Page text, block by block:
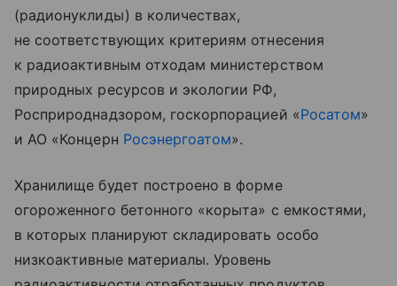
(радионуклиды) в количествах,
не соответствующих критериям отнесения
к радиоактивным отходам министерством
природных ресурсов и экологии РФ,
Росприроднадзором, госкорпорацией «Росатом»
и АО «Концерн Росэнергоатом».
Хранилище будет построено в форме
огороженного бетонного «корыта» с емкостями,
в которых планируют складировать особо
низкоактивные материалы. Уровень